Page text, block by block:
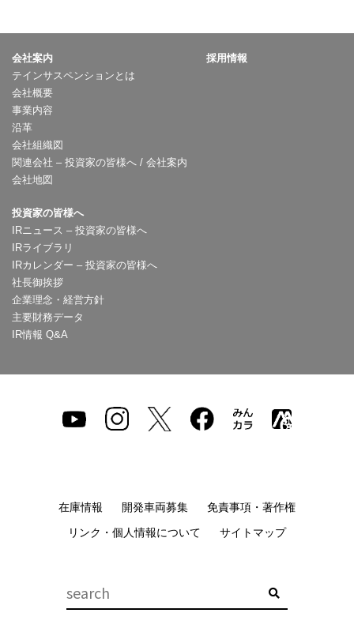
会社案内
テインサスペンションとは
会社概要
事業内容
沿革
会社組織図
関連会社 – 投資家の皆様へ / 会社案内
会社地図
採用情報
投資家の皆様へ
IRニュース – 投資家の皆様へ
IRライブラリ
IRカレンダー – 投資家の皆様へ
社長御挨拶
企業理念・経営方針
主要財務データ
IR情報 Q&A
在庫情報 開発車両募集
免責事項・著作権
リンク・個人情報について
サイトマップ